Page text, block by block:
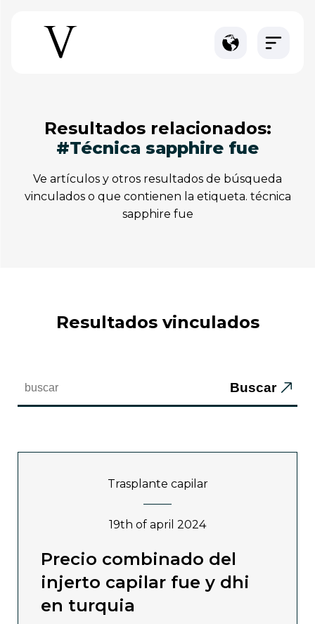
resultados relacionados:
#técnica sapphire fue
ve artículos y otros resultados de búsqueda
vinculados o que contienen la etiqueta. técnica
sapphire fue
resultados vinculados
Buscar
trasplante capilar
19th of april 2024
precio combinado del
injerto capilar fue y dhi
en turquia